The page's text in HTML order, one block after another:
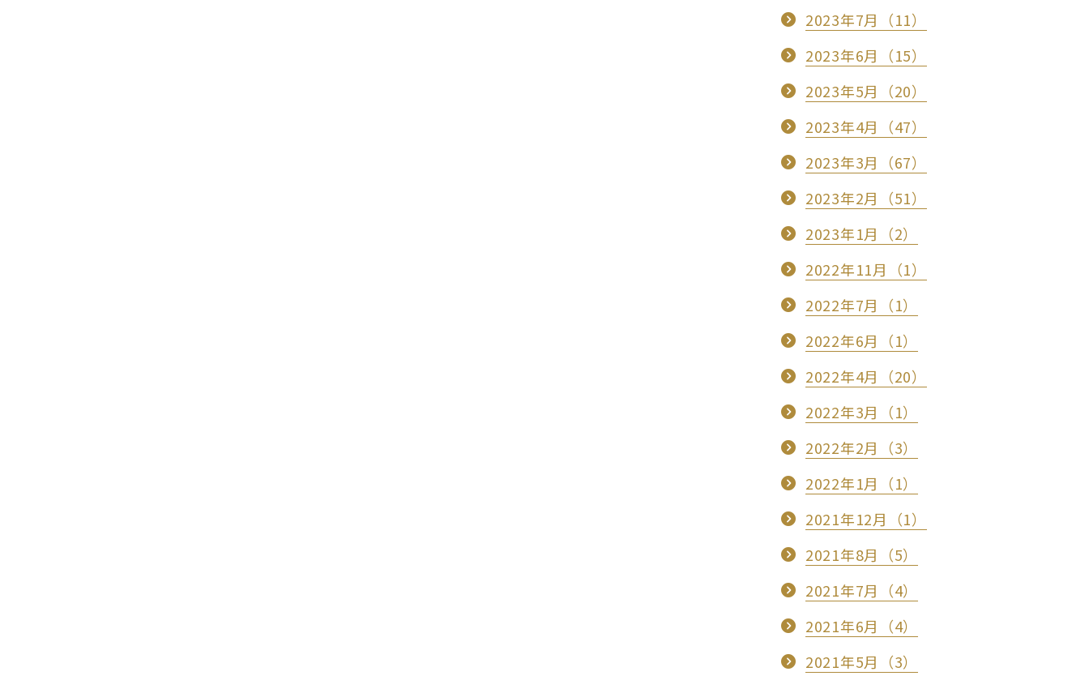
2023年7月（11）
2023年6月（15）
2023年5月（20）
2023年4月（47）
2023年3月（67）
2023年2月（51）
2023年1月（2）
2022年11月（1）
2022年7月（1）
2022年6月（1）
2022年4月（20）
2022年3月（1）
2022年2月（3）
2022年1月（1）
2021年12月（1）
2021年8月（5）
2021年7月（4）
2021年6月（4）
2021年5月（3）